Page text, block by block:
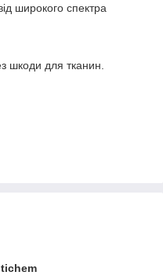
широкого спектра
шкоди для тканин.